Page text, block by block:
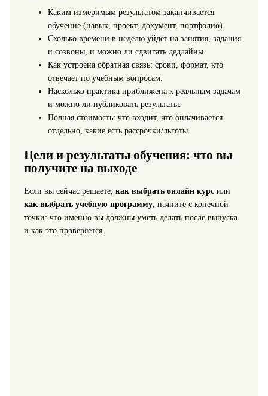
Каким измеримым результатом заканчивается
обучение (навык, проект, документ, портфолио).
Сколько времени в неделю уйдёт на занятия, задания
и созвоны, и можно ли сдвигать дедлайны.
Как устроена обратная связь: сроки, формат, кто
отвечает по учебным вопросам.
Насколько практика приближена к реальным задачам
и можно ли публиковать результаты.
Полная стоимость: что входит, что оплачивается
отдельно, какие есть рассрочки/льготы.
Цели и результаты обучения: что вы
получите на выходе
Если вы сейчас решаете, как выбрать онлайн курсили
как выбрать учебную программу, начните с конечной
точки: что именно вы должны уметь делать после выпуска
и как это проверяется.